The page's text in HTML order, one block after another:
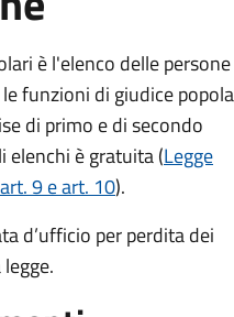
è l'elenco delle persone
funzioni di giudice
di primo e di secondo
elenchi è gratuita (Legge
9 e art. 10).
d’ufficio per perdita dei